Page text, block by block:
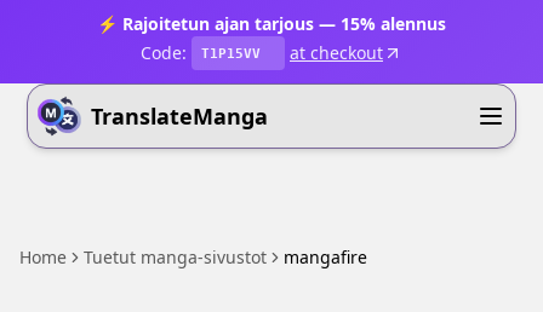
⚡ Rajoitetun ajan tarjous — 15% alennus
Code:
T1P15VV at checkout
TranslateManga
Home Tuetut manga-sivustot mangafire